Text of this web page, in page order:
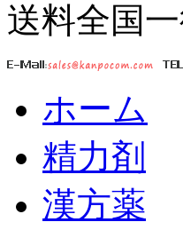
送料全国
ホーム
精力剤
漢方薬